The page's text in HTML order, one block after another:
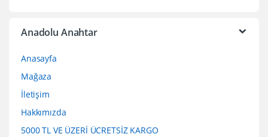
Anadolu Anahtar
Anasayfa
Mağaza
İletişim
Hakkımızda
5000 TL VE ÜZERİ ÜCRETSİZ KARGO